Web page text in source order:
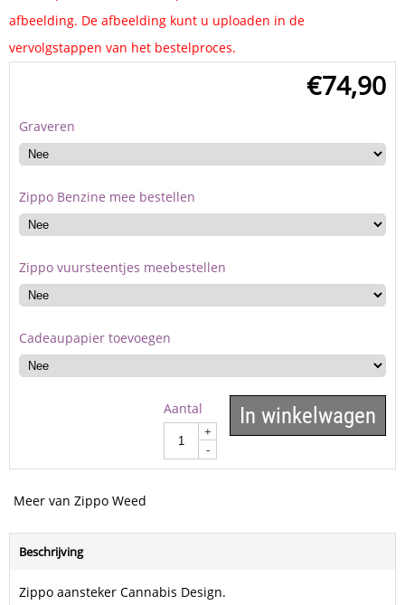
afbeelding. De afbeelding kunt u uploaden in de
vervolgstappen van het bestelproces.
€74,90
Graveren
Zippo Benzine mee bestellen
Zippo vuursteentjes meebestellen
Cadeaupapier toevoegen
Aantal
+
-
In winkelwagen
Meer van Zippo Weed
Beschrijving
Zippo aansteker Cannabis Design.